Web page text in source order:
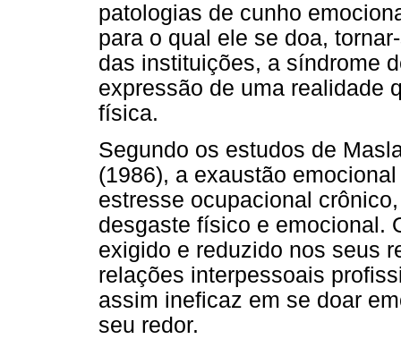
patologias de cunho
para o qual ele se doa,
das instituições, a síndrome
expressão de uma realidade
física.
Segundo os estudos de
(1986), a exaustão
estresse ocupacional
desgaste físico e emocional.
exigido e reduzido nos seus
relações interpessoais
assim ineficaz em se doar
seu redor.